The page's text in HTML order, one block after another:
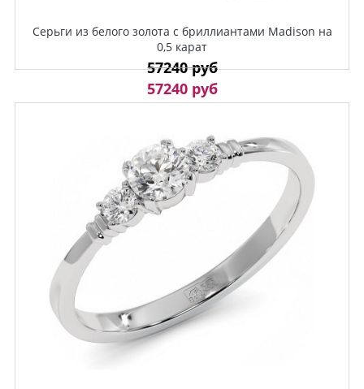
Серьги из белого золота с бриллиантами Madison на
0,5 карат
57240 руб
57240 руб